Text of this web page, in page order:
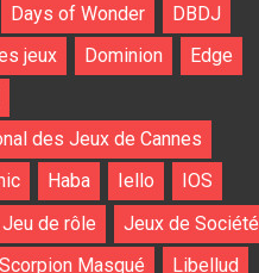
Days of Wonder
DBDJ
jeux
Dominion
Edge
des Jeux de Cannes
Haba Iello
IOS
Jeu de rôle
Jeux de Société
Masqué
Libellud